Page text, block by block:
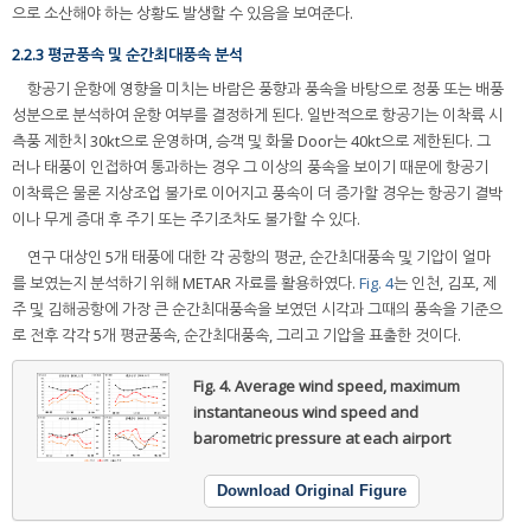
으로 소산해야 하는 상황도 발생할 수 있음을 보여준다.
2.2.3 평균풍속 및 순간최대풍속 분석
항공기 운항에 영향을 미치는 바람은 풍향과 풍속을 바탕으로 정풍 또는 배풍
성분으로 분석하여 운항 여부를 결정하게 된다. 일반적으로 항공기는 이착륙 시
측풍 제한치 30kt으로 운영하며, 승객 및 화물 Door는 40kt으로 제한된다. 그
러나 태풍이 인접하여 통과하는 경우 그 이상의 풍속을 보이기 때문에 항공기
이착륙은 물론 지상조업 불가로 이어지고 풍속이 더 증가할 경우는 항공기 결박
이나 무게 증대 후 주기 또는 주기조차도 불가할 수 있다.
연구 대상인 5개 태풍에 대한 각 공항의 평균, 순간최대풍속 및 기압이 얼마
를 보였는지 분석하기 위해 METAR 자료를 활용하였다. Fig. 4는 인천, 김포, 제
주 및 김해공항에 가장 큰 순간최대풍속을 보였던 시각과 그때의 풍속을 기준으
로 전후 각각 5개 평균풍속, 순간최대풍속, 그리고 기압을 표출한 것이다.
Fig. 4.Average wind speed, maximum
instantaneous wind speed and
barometric pressure at each airport
Download Original Figure